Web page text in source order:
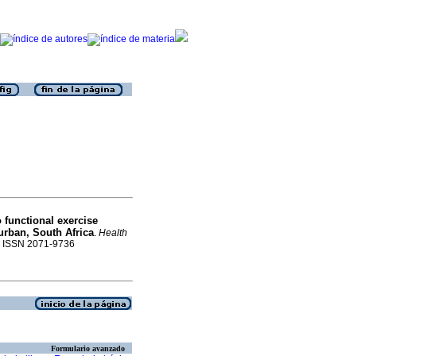
functional exercise
South Africa. Health
ISSN 2071-9736
Formulario avanzado